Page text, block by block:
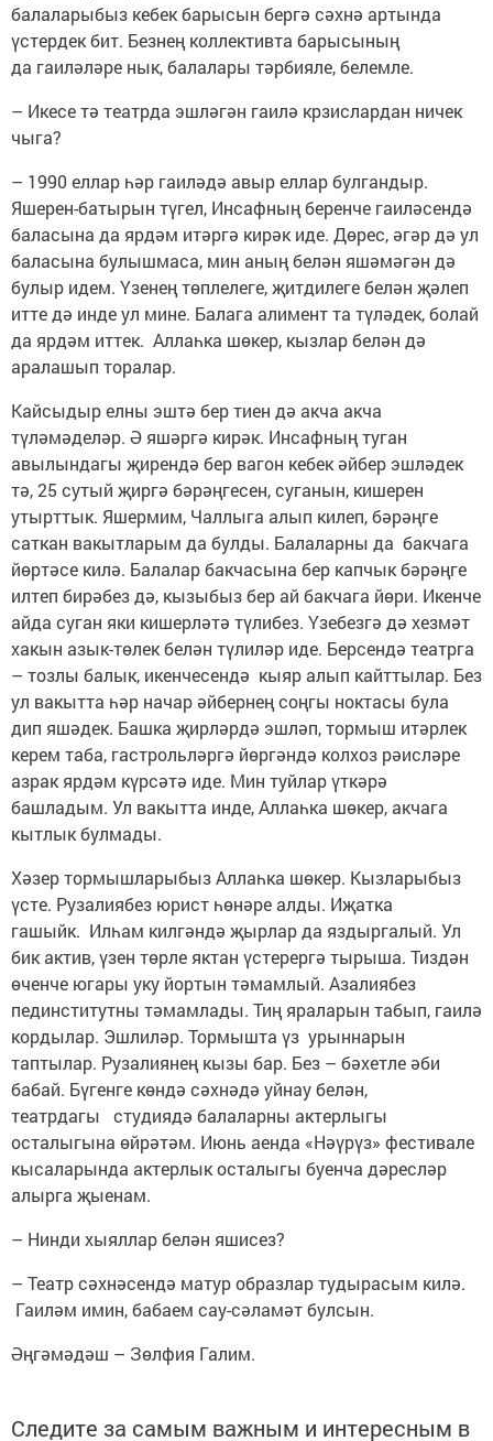
балаларыбыз кебек барысын бергә сәхнә артында
үстердек бит. Безнең коллективта барысының
да гаиләләре нык, балалары тәрбияле, белемле.
– Икесе тә театрда эшләгән гаилә крзислардан ничек
чыга?
– 1990 еллар һәр гаиләдә авыр еллар булгандыр.
Яшерен-батырын түгел, Инсафның беренче гаиләсендә
баласына да ярдәм итәргә кирәк иде. Дөрес, әгәр дә ул
баласына булышмаса, мин аның белән яшәмәгән дә
булыр идем. Үзенең төплелеге, җитдилеге белән җәлеп
итте дә инде ул мине. Балага алимент та түләдек, болай
да ярдәм иттек. Аллаһка шөкер, кызлар белән дә
аралашып торалар.
Кайсыдыр елны эштә бер тиен дә акча акча
түләмәделәр. Ә яшәргә кирәк. Инсафның туган
авылындагы җирендә бер вагон кебек әйбер эшләдек
тә, 25 сутый җиргә бәрәңгесен, суганын, кишерен
утырттык. Яшермим, Чаллыга алып килеп, бәрәңге
саткан вакытларым да булды. Балаларны да бакчага
йөртәсе килә. Балалар бакчасына бер капчык бәрәңге
илтеп бирәбез дә, кызыбыз бер ай бакчага йөри. Икенче
айда суган яки кишерләтә түлибез. Үзебезгә дә хезмәт
хакын азык-төлек белән түлиләр иде. Берсендә театрга
– тозлы балык, икенчесендә кыяр алып кайттылар. Без
ул вакытта һәр начар әйбернең соңгы ноктасы була
дип яшәдек. Башка җирләрдә эшләп, тормыш итәрлек
керем таба, гастрольләргә йөргәндә колхоз рәисләре
азрак ярдәм күрсәтә иде. Мин туйлар үткәрә
башладым. Ул вакытта инде, Аллаһка шөкер, акчага
кытлык булмады.
Хәзер тормышларыбыз Аллаһка шөкер. Кызларыбыз
үсте. Рузалиябез юрист һөнәре алды. Иҗатка
гашыйк. Илһам килгәндә җырлар да яздыргалый. Ул
бик актив, үзен төрле яктан үстерергә тырыша. Тиздән
өченче югары уку йортын тәмамлый. Азалиябез
пединститутны тәмамлады. Тиң яраларын табып, гаилә
кордылар. Эшлиләр. Тормышта үз урыннарын
таптылар. Рузалиянең кызы бар. Без – бәхетле әби
бабай. Бүгенге көндә сәхнәдә уйнау белән,
театрдагы студиядә балаларны актерлыгы
осталыгына өйрәтәм. Июнь аенда «Нәүрүз» фестивале
кысаларында актерлык осталыгы буенча дәресләр
алырга җыенам.
– Нинди хыяллар белән яшисез?
– Театр сәхнәсендә матур образлар тудырасым килә.
Гаиләм имин, бабаем сау-сәламәт булсын.
Әңгәмәдәш – Зөлфия Галим.
Следите за самым важным и интересным в